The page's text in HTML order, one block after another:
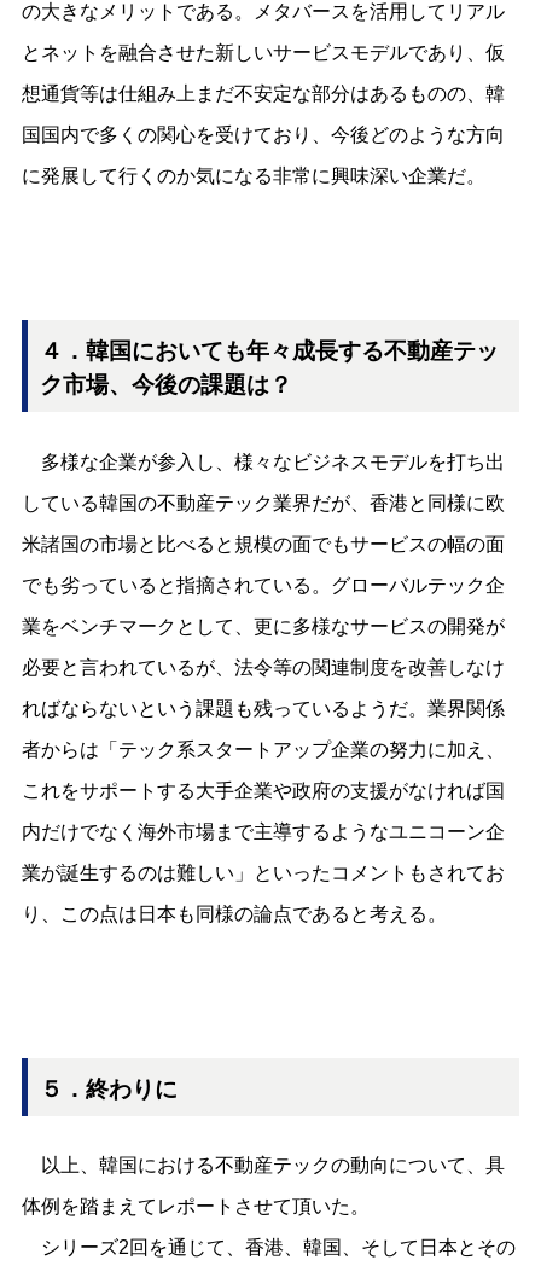
の大きなメリットである。メタバースを活用してリアル
とネットを融合させた新しいサービスモデルであり、仮
想通貨等は仕組み上まだ不安定な部分はあるものの、韓
国国内で多くの関心を受けており、今後どのような方向
に発展して行くのか気になる非常に興味深い企業だ。
４．韓国においても年々成長する不動産テッ
ク市場、今後の課題は？
多様な企業が参入し、様々なビジネスモデルを打ち出
している韓国の不動産テック業界だが、香港と同様に欧
米諸国の市場と比べると規模の面でもサービスの幅の面
でも劣っていると指摘されている。グローバルテック企
業をベンチマークとして、更に多様なサービスの開発が
必要と言われているが、法令等の関連制度を改善しなけ
ればならないという課題も残っているようだ。業界関係
者からは「テック系スタートアップ企業の努力に加え、
これをサポートする大手企業や政府の支援がなければ国
内だけでなく海外市場まで主導するようなユニコーン企
業が誕生するのは難しい」といったコメントもされてお
り、この点は日本も同様の論点であると考える。
５．終わりに
以上、韓国における不動産テックの動向について、具
体例を踏まえてレポートさせて頂いた。
シリーズ2回を通じて、香港、韓国、そして日本とその